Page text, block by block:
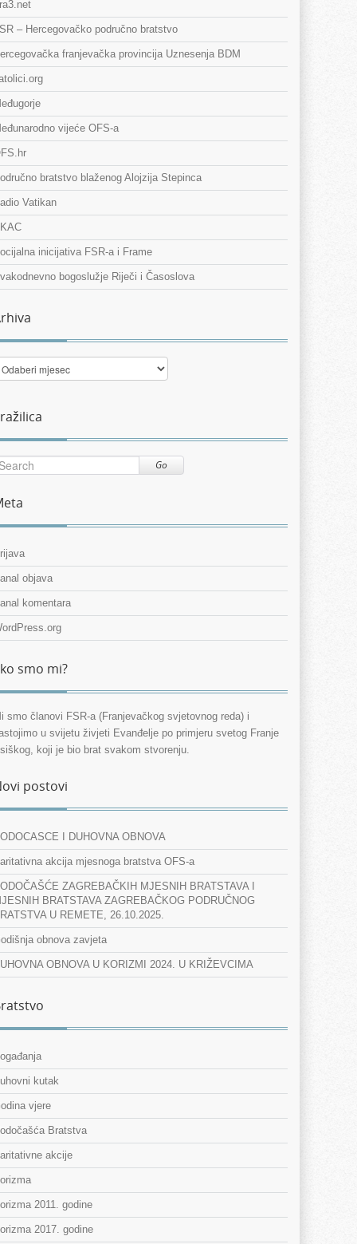
– Hercegovačko područno bratstvo
franjevačka provincija Uznesenja BDM
vijeće OFS-a
bratstvo blaženog Alojzija Stepinca
Vatikan
inicijativa FSR-a i Frame
bogoslužje Riječi i Časoslova
Go
objava
komentara
smo mi?
smo članovi FSR-a (Franjevačkog svjetovnog reda) i
u svijetu živjeti Evanđelje po primjeru svetog Franje
koji je bio brat svakom stvorenju.
postovi
I DUHOVNA OBNOVA
akcija mjesnoga bratstva OFS-a
ZAGREBAČKIH MJESNIH BRATSTAVA I
BRATSTAVA ZAGREBAČKOG PODRUČNOG
U REMETE, 26.10.2025.
obnova zavjeta
OBNOVA U KORIZMI 2024. U KRIŽEVCIMA
kutak
vjere
Bratstva
akcije
2011. godine
2017. godine